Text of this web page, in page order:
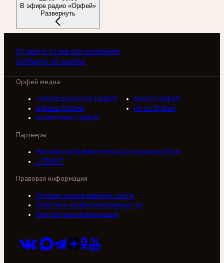
В эфире радио «Орфей»
Развернуть
Оставить отзыв или пожелание
Сообщить об ошибке
Орфей медиа
Телерадиоцентр Орфей
Видео Орфей
Афиша Орфей
Ноты Орфей
Коллективы Орфей
Партнеры
Российская библиотечная ассоциация (РБА)
///ТРАКТ
Правовая информация
Условия использования сайта
Политика конфиденциальности
Контактная информация